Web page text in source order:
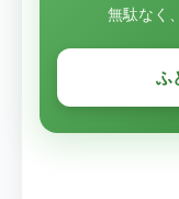
無駄なく
ふ